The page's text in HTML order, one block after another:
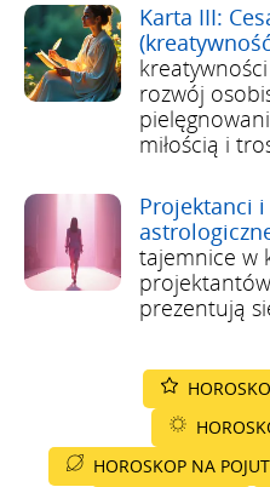
Karta III:
rozwój
miłością i
Projektanci
tajemnice w
prezentują
HOROSKOP NA